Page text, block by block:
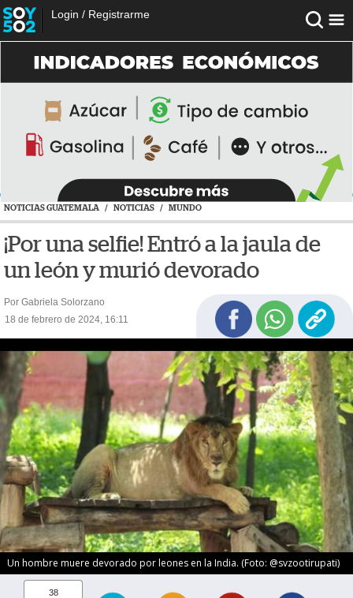
Login / Registrarme
NOTICIAS GUATEMALA / NOTICIAS / MUNDO
¡Por una selfie! Entró a la jaula de
un león y murió devorado
Por Gabriela Solorzano
18 de febrero de 2024, 16:11
Un hombre muere devorado por leones en la India. (Foto: @svzootirupati)
38